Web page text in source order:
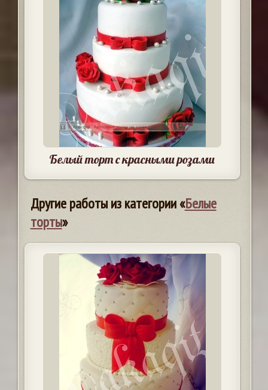
Белый торт с красными розами
Другие работы из категории «Белые
торты»